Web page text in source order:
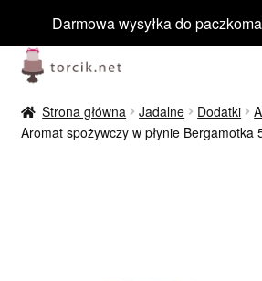
Darmowa wysyłka do
Przejdź
do
nawigacji
Przejdź
do
treści
Jadalne
Strona główna Jadalne Dodatki
Aromat spożywczy w płynie Bergamotka